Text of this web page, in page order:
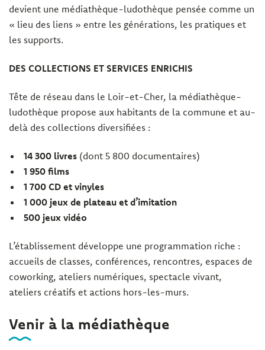
devient une médiathèque-ludothèque pensée comme un
« lieu des liens » entre les générations, les pratiques et
les supports.
DES COLLECTIONS ET SERVICES ENRICHIS
Tête de réseau dans le Loir-et-Cher, la médiathèque-
ludothèque propose aux habitants de la commune et au-
delà des collections diversifiées :
14 300 livres (dont 5 800 documentaires)
1 950 films
1 700 CD et vinyles
1 000 jeux de plateau et d’imitation
500 jeux vidéo
L’établissement développe une programmation riche :
accueils de classes, conférences, rencontres, espaces de
coworking, ateliers numériques, spectacle vivant,
ateliers créatifs et actions hors-les-murs.
Venir à la médiathèque